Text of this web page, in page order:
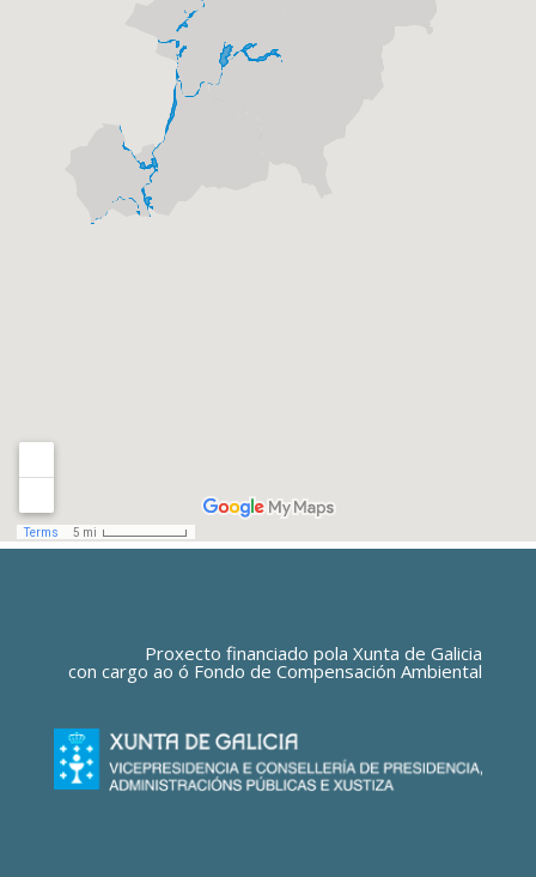
Proxecto financiado pola Xunta de Galicia
con cargo ao ó Fondo de Compensación Ambiental